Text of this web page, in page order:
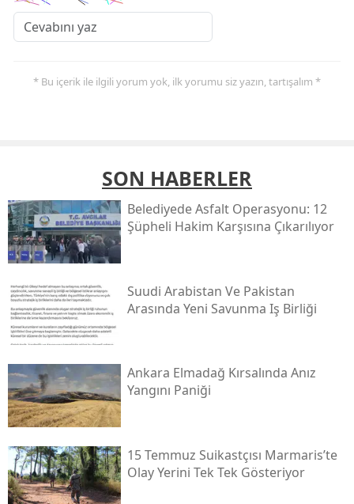
* Bu içerik ile ilgili yorum yok, ilk yorumu siz yazın, tartışalım *
SON HABERLER
Belediyede Asfalt Operasyonu: 12
Şüpheli Hakim Karşısına Çıkarılıyor
Suudi Arabistan Ve Pakistan
Arasında Yeni Savunma Iş Birliği
Ankara Elmadağ Kırsalında Anız
Yangını Paniği
15 Temmuz Suikastçısı Marmaris’te
Olay Yerini Tek Tek Gösteriyor